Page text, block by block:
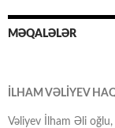
MƏQALƏLƏR
İLHAM VƏLİYEV
Vəliyev İlham Əli